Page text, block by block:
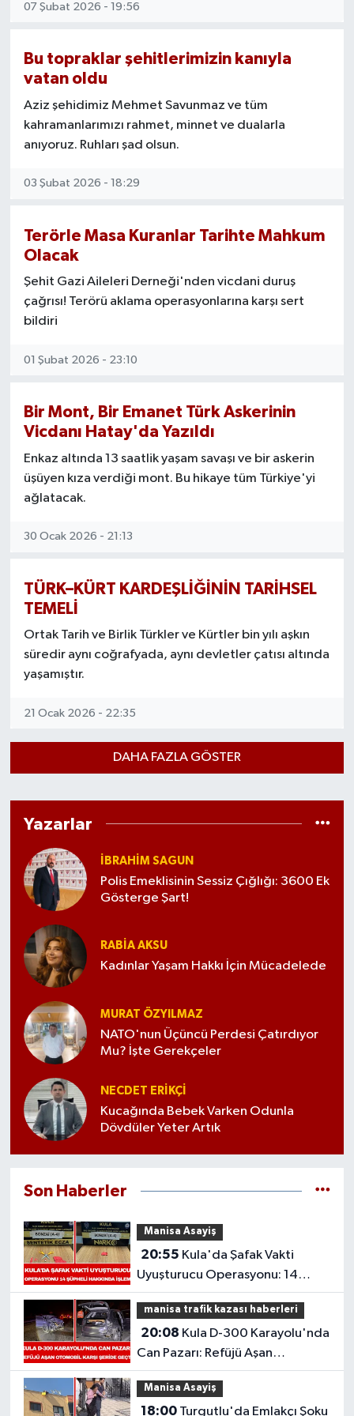
07 Şubat 2026 - 19:56
Bu topraklar şehitlerimizin kanıyla
vatan oldu
Aziz şehidimiz Mehmet Savunmaz ve tüm
kahramanlarımızı rahmet, minnet ve dualarla
anıyoruz. Ruhları şad olsun.
03 Şubat 2026 - 18:29
Terörle Masa Kuranlar Tarihte Mahkum
Olacak
Şehit Gazi Aileleri Derneği'nden vicdani duruş
çağrısı! Terörü aklama operasyonlarına karşı sert
bildiri
01 Şubat 2026 - 23:10
Bir Mont, Bir Emanet Türk Askerinin
Vicdanı Hatay'da Yazıldı
Enkaz altında 13 saatlik yaşam savaşı ve bir askerin
üşüyen kıza verdiği mont. Bu hikaye tüm Türkiye'yi
ağlatacak.
30 Ocak 2026 - 21:13
TÜRK–KÜRT KARDEŞLİĞİNİN TARİHSEL
TEMELİ
Ortak Tarih ve Birlik Türkler ve Kürtler bin yılı aşkın
süredir aynı coğrafyada, aynı devletler çatısı altında
yaşamıştır.
21 Ocak 2026 - 22:35
DAHA FAZLA GÖSTER
Yazarlar
İBRAHIM SAGUN
Polis Emeklisinin Sessiz Çığlığı: 3600 Ek
Gösterge Şart!
RABIA AKSU
Kadınlar Yaşam Hakkı İçin Mücadelede
MURAT ÖZYILMAZ
NATO'nun Üçüncü Perdesi Çatırdıyor
Mu? İşte Gerekçeler
NECDET ERİKÇİ
Kucağında Bebek Varken Odunla
Dövdüler Yeter Artık
Son Haberler
Manisa Asayiş
20:55
Uyuşturucu Operasyonu: 14
Şüpheli Hakkında İşlem
manisa trafik kazası haberleri
20:08
Can Pazarı: Refüjü Aşan
Otomobil Karşı Şeride Geçti,
Manisa Asayiş
18:00Turgutlu'da Emlakçı Şoku